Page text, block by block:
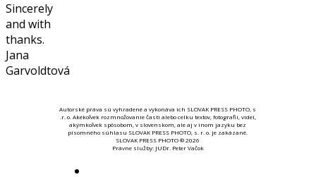
Sincerely
and with
thanks.
Jana
Garvoldtová
Autorské práva sú vyhradené a vykonáva ich SLOVAK PRESS PHOTO, s
.r. o. Akékoľvek rozmnožovanie časti alebo celku textov, fotografií, videí,
akýmkoľvek spôsobom, v slovenskom, ale aj v inom jazyku bez
písomného súhlasu SLOVAK PRESS PHOTO, s. r. o. je zakázané.
SLOVAK PRESS PHOTO ® 2026
Právne služby: JUDr. Peter Vačok